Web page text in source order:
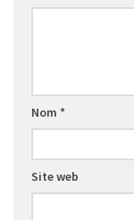
Nom *
Site web